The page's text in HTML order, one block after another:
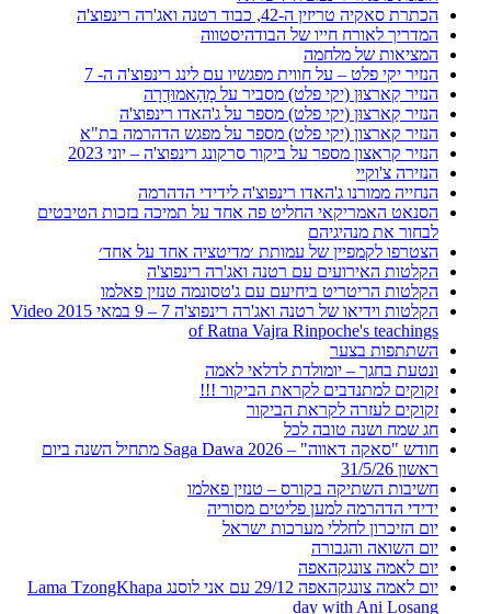
הכתרת סאקיה טריזין ה-42, כבוד רטנה ואג'רה רינפוצ'ה
המדריך לאורח חייו של הבודהיסטווה
המציאות של מלחמה
הנזיר יקי פלט – על חווית מפגשיו עם לינג רינפוצ'ה ה- 7
הנזיר קַארצוּן (יקי פלט) מסביר על מָהָאמוּדְרָה
הנזיר קַארצוּן (יקי פלט) מספר על ג'האדו רינפוצ'ה
הנזיר קארצון (יקי פלט) מספר על מפגש הדהרמה בת"א
הנזיר קראצון מספר על ביקור סרקונג רינפוצ'ה – יוני 2023
הנזירה צ'וקיי
הנחייה ממורנו ג'האדו רינפוצ'ה לידידי הדהרמה
הסנאט האמריקאי החליט פה אחד על תמיכה בזכות הטיבטים
לבחור את מנהיגיהם
הצטרפו לקמפיין של עמותת ׳מדיטציה אחד על אחד׳
הקלטות האירועים עם רטנה ואג'רה רינפוצ'ה
הקלטות הריטריט ביחיעם עם ג'טסונמה טנזין פאלמו
הקלטות וידיאו של רטנה ואג'רה רינפוצ'ה 7 – 9 במאי 2015 Video
of Ratna Vajra Rinpoche's teachings
השתתפות בצער
ונטעת בחגך – יומולדת לדלאי לאמה
זקוקים למתנדבים לקראת הביקור !!!
זקוקים לעזרה לקראת הביקור
חג שמח ושנה טובה לכל
חודש "סאקה דאווה" – Saga Dawa 2026 מתחיל השנה ביום
ראשון 31/5/26
חשיבות השתיקה בקורס – טנזין פאלמו
ידידי הדהרמה למען פליטים מסוריה
יום הזיכרון לחללי מערכות ישראל
יום השואה והגבורה
יום לאמה צונגקהאפה
יום לאמה צונגקהאפה 29/12 עם אני לוסנג Lama TzongKhapa
day with Ani Losang